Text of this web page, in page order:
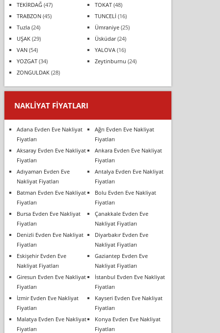
TEKİRDAĞ(47) TOKAT(48)
TRABZON(45) TUNCELİ (16)
Tuzla(24) Ümraniye(25)
UŞAK(29) Üsküdar(24)
VAN(54) YALOVA(16)
YOZGAT(34) Zeytinburnu (24)
ZONGULDAK(28)
NAKLIYAT FIYATLARI
Adana Evden Eve Nakliyat
Fiyatları
Ağrı Evden Eve Nakliyat
Fiyatları
Aksaray Evden Eve Nakliyat
Fiyatları
Ankara Evden Eve Nakliyat
Fiyatları
Adıyaman Evden Eve
Nakliyat Fiyatları
Antalya Evden Eve Nakliyat
Fiyatları
Batman Evden Eve Nakliyat
Fiyatları
Bolu Evden Eve Nakliyat
Fiyatları
Bursa Evden Eve Nakliyat
Fiyatları
Çanakkale Evden Eve
Nakliyat Fiyatları
Denizli Evden Eve Nakliyat
Fiyatları
Diyarbakır Evden Eve
Nakliyat Fiyatları
Eskişehir Evden Eve
Nakliyat Fiyatları
Gaziantep Evden Eve
Nakliyat Fiyatları
Giresun Evden Eve Nakliyat
Fiyatları
İstanbul Evden Eve Nakliyat
Fiyatları
İzmir Evden Eve Nakliyat
Fiyatları
Kayseri Evden Eve Nakliyat
Fiyatları
Malatya Evden Eve Nakliyat
Fiyatları
Konya Evden Eve Nakliyat
Fiyatları